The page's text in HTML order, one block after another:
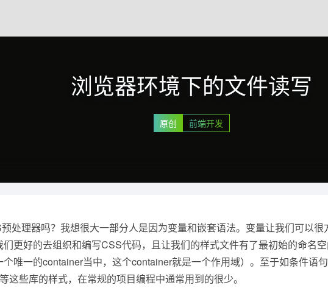
浏览器环境下的文件读写
原创 前端开发
处理器吗？我想很大一部分人是因为变量和嵌套语法。变量让我们可以很
更好的去组织和编写CSS代码，且让我们的样式文件有了最初始的命名
唯一的container当中，这个container就是一个作用域）。至于如条件语
等这些库的样式，在常规的项目编程中通常用到的很少。